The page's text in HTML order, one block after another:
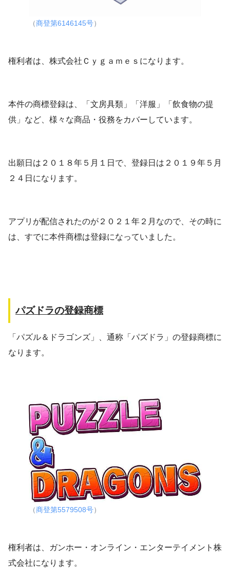
（商登第6146145号）
権利者は、株式会社Ｃｙｇａｍｅｓになります。
本件の商標登録は、「文房具類」「洋服」「飲食物の提
供」など、様々な商品・役務をカバーしています。
出願日は２０１８年５月１日で、登録日は２０１９年５月
２４日になります。
アプリが配信されたのが２０２１年２月なので、その時に
は、すでに本件商標は登録になっていました。
パズドラの登録商標
「パズル＆ドラゴンズ」、通称「パズドラ」の登録商標に
なります。
（商登第5579508号）
権利者は、ガンホー・オンライン・エンターテイメント株
式会社になります。